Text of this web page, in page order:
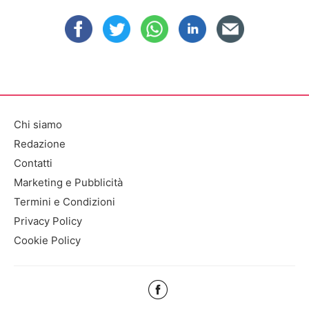
Chi siamo
Redazione
Contatti
Marketing e Pubblicità
Termini e Condizioni
Privacy Policy
Cookie Policy